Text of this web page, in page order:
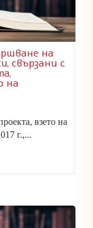
на
свързани с
на
взето на
г.,...